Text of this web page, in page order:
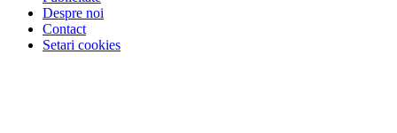
Despre noi
Contact
Setari cookies